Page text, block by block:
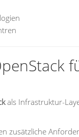
als Infrastruktur-
zusätzliche